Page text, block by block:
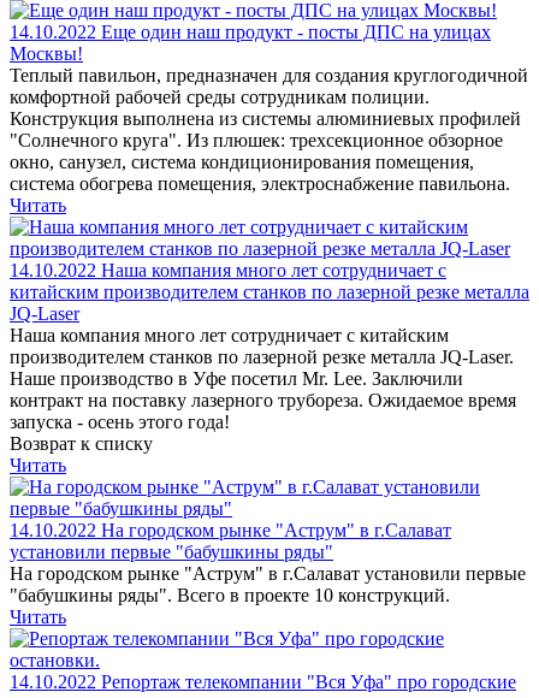
14.10.2022 Еще один наш продукт - посты ДПС на улицах
Москвы!
Теплый павильон, предназначен для создания круглогодичной
комфортной рабочей среды сотрудникам полиции.
Конструкция выполнена из системы алюминиевых профилей
"Солнечного круга". Из плюшек: трехсекционное обзорное
окно, санузел, система кондиционирования помещения,
система обогрева помещения, электроснабжение павильона.
Читать
14.10.2022 Наша компания много лет сотрудничает с
китайским производителем станков по лазерной резке металла
JQ-Laser
Наша компания много лет сотрудничает с китайским
производителем станков по лазерной резке металла JQ-Laser.
Наше производство в Уфе посетил Mr. Lee. Заключили
контракт на поставку лазерного трубореза. Ожидаемое время
запуска - осень этого года!
Возврат к списку
Читать
14.10.2022 На городском рынке "Аструм" в г.Салават
установили первые "бабушкины ряды"
На городском рынке "Аструм" в г.Салават установили первые
"бабушкины ряды". Всего в проекте 10 конструкций.
Читать
14.10.2022 Репортаж телекомпании "Вся Уфа" про городские